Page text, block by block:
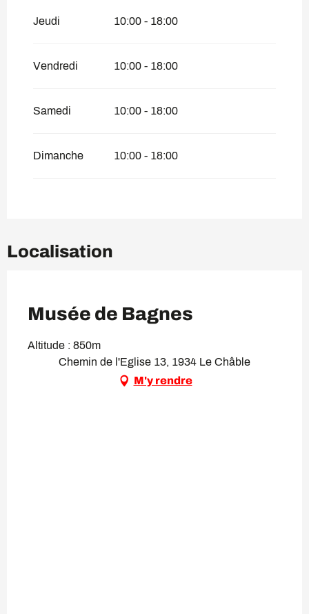
Jeudi 10:00 - 18:00
Vendredi 10:00 - 18:00
Samedi 10:00 - 18:00
Dimanche 10:00 - 18:00
Localisation
Musée de Bagnes
Altitude : 850m
Chemin de l'Eglise 13, 1934 Le Châble
M'y rendre